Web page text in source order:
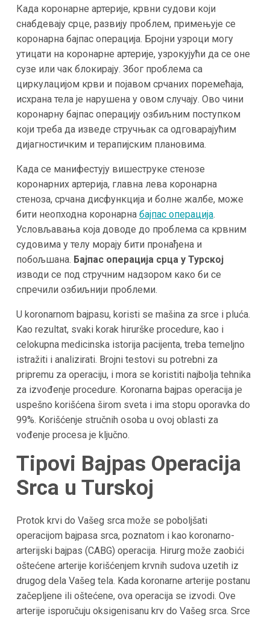
Када коронарне артерије, крвни судови који
снабдевају срце, развију проблем, примењује се
коронарна бајпас операција. Бројни узроци могу
утицати на коронарне артерије, узрокујући да се оне
сузе или чак блокирају. Због проблема са
циркулацијом крви и појавом срчаних поремећаја,
исхрана тела је нарушена у овом случају. Ово чини
коронарну бајпас операцију озбиљним поступком
који треба да изведе стручњак са одговарајућим
дијагностичким и терапијским плановима.
Када се манифестују вишеструке стенозе
коронарних артерија, главна лева коронарна
стеноза, срчана дисфункција и болне жалбе, може
бити неопходна коронарна бајпас операција.
Условљавања која доводе до проблема са крвним
судовима у телу морају бити пронађена и
побољшана. Бајпас операција срца у Турској
изводи се под стручним надзором како би се
спречили озбиљнији проблеми.
U koronarnom bajpasu, koristi se mašina za srce i pluća.
Kao rezultat, svaki korak hirurške procedure, kao i
celokupna medicinska istorija pacijenta, treba temeljno
istražiti i analizirati. Brojni testovi su potrebni za
pripremu za operaciju, i mora se koristiti najbolja tehnika
za izvođenje procedure. Koronarna bajpas operacija je
uspešno korišćena širom sveta i ima stopu oporavka do
99%. Korišćenje stručnih osoba u ovoj oblasti za
vođenje procesa je ključno.
Tipovi Bajpas Operacija
Srca u Turskoj
Protok krvi do Vašeg srca može se poboljšati
operacijom bajpasa srca, poznatom i kao koronarno-
arterijski bajpas (CABG) operacija. Hirurg može zaobići
oštećene arterije korišćenjem krvnih sudova uzetih iz
drugog dela Vašeg tela. Kada koronarne arterije postanu
začepljene ili oštećene, ova operacija se izvodi. Ove
arterije isporučuju oksigenisanu krv do Vašeg srca. Srce